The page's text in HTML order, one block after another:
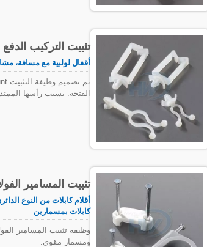
تثبيت التركيب الدفع
أقفال لولبية مع مسافة،
الفتحة. بسبب رأسها
تثبيت المسامير
أقلام كابلات من النوع
كابلات بمسمارين
وظيفة تثبيت المسامير
ومسمار مقوى.
روابط الكابلات TEFZEL®